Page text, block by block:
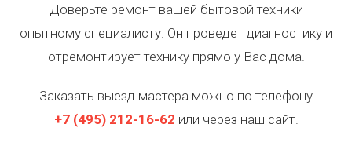
Доверьте ремонт вашей бытовой техники
опытному специалисту. Он проведет диагностику и
отремонтирует технику прямо у Вас дома.
Заказать выезд мастера можно по телефону
+7 (495)212-16-62 или через наш сайт.